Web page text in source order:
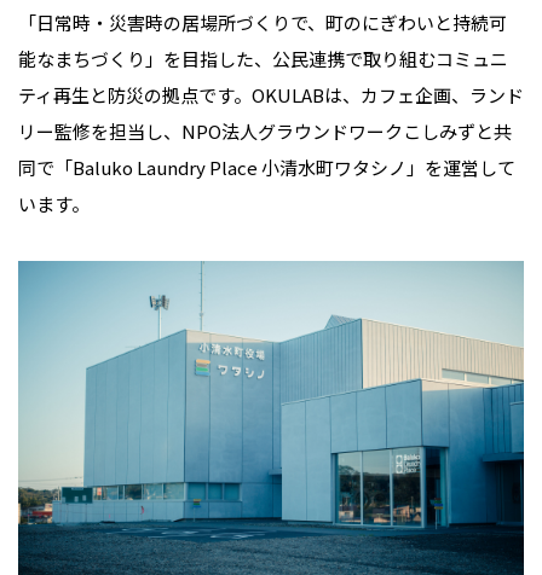
「日常時・災害時の居場所づくりで、町のにぎわいと持続可
能なまちづくり」を目指した、公民連携で取り組むコミュニ
ティ再生と防災の拠点です。OKULABは、カフェ企画、ランド
リー監修を担当し、NPO法人グラウンドワークこしみずと共
同で「Baluko Laundry Place 小清水町ワタシノ」を運営して
います。